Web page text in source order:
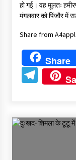
हो गई। वह मूलतः
मंगलवार को पिंजौर
Share from
Share